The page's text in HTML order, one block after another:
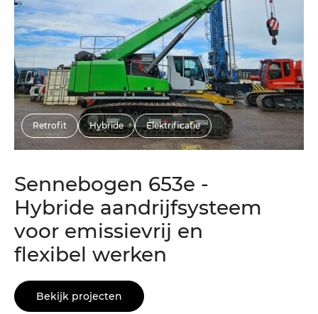
Retrofit Hybride Elektrificatie
Sennebogen 653e -
Hybride aandrijfsysteem
voor emissievrij en
flexibel werken
Bekijk projecten